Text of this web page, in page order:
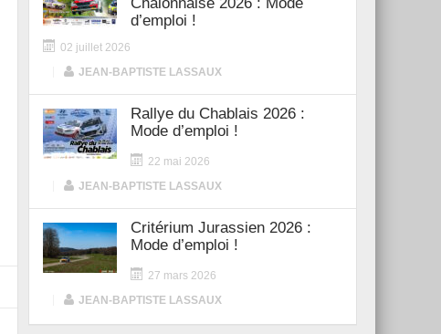
d’emploi !
02 juillet 2026
JEAN-BAPTISTE LASSAUX
Rallye du Chablais 2026 :
Mode d’emploi !
22 mai 2026
JEAN-BAPTISTE LASSAUX
Critérium Jurassien 2026 :
Mode d’emploi !
27 mars 2026
JEAN-BAPTISTE LASSAUX